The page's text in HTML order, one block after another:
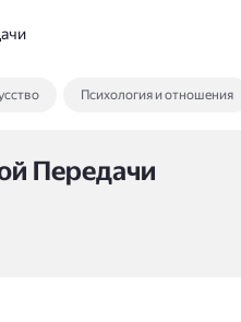
Психология и отношения
Передачи